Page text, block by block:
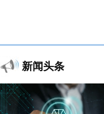
新闻头条